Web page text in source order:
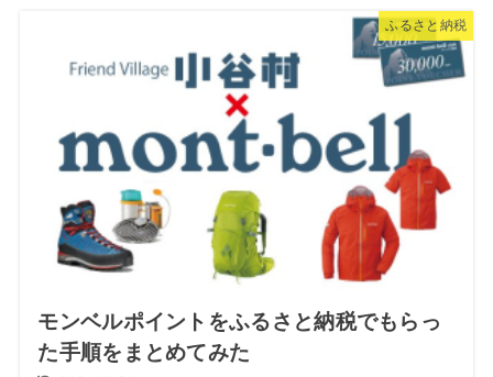
ふるさと納税
モンベルポイントをふるさと納税でもらっ
た手順をまとめてみた